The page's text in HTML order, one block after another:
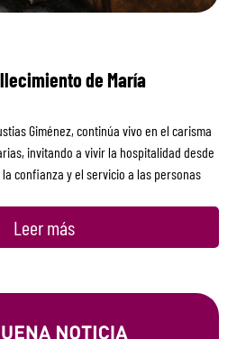
de María
Giménez, continúa vivo en el carisma
invitando a vivir la hospitalidad desde
confianza y el servicio a las personas
Leer más